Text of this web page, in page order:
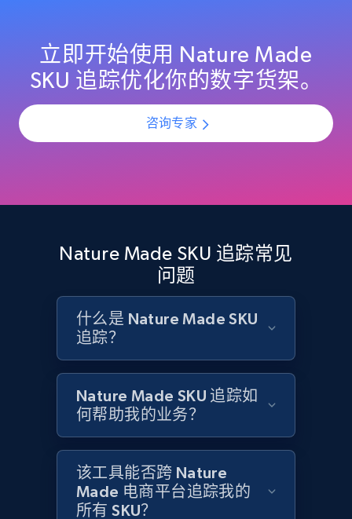
Home Depot US - Discover products by
specified UPC
URL, Domain, Country code, Model number,
Sku, Product id, Product name, Manufacturer,
and more.
Home Depot US - Discovery products by
specific category URL
URL, Domain, Country code, Model number,
Sku, Product id, Product name, Manufacturer,
and more.
2.1K+ 355+ 立即开始
Amazon products global dataset
Title, Seller name, Brand, Description, Initial
price, Currency, Availability, Reviews count, and
立即开始使用 Nature Made
SKU 追踪优化你的数字货架。
咨询专家
Nature Made SKU 追踪常见
问题
什么是 Nature Made SKU
追踪？
Nature Made SKU 追踪如
何帮助我的业务？
该工具能否跨 Nature
Made 电商平台追踪我的
所有 SKU？